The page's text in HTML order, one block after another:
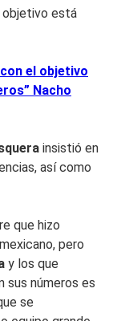
objetivo está
con el objetivo
Nacho
insistió en
así como
que hizo
pero
y los que
sus números es
se